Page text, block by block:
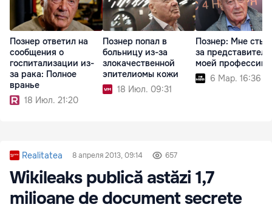
Познер ответил на
сообщения о
госпитализации из-
за рака: Полное
вранье
18 Июл. 21:20
Познер попал в
больницу из-за
злокачественной
эпителиомы кожи
18 Июл. 09:31
Познер: Мне
за
моей профессии
6 Мар. 16:36
Realitatea 8 апреля 2013, 09:14 657
Wikileaks publică astăzi 1,7
milioane de document secrete